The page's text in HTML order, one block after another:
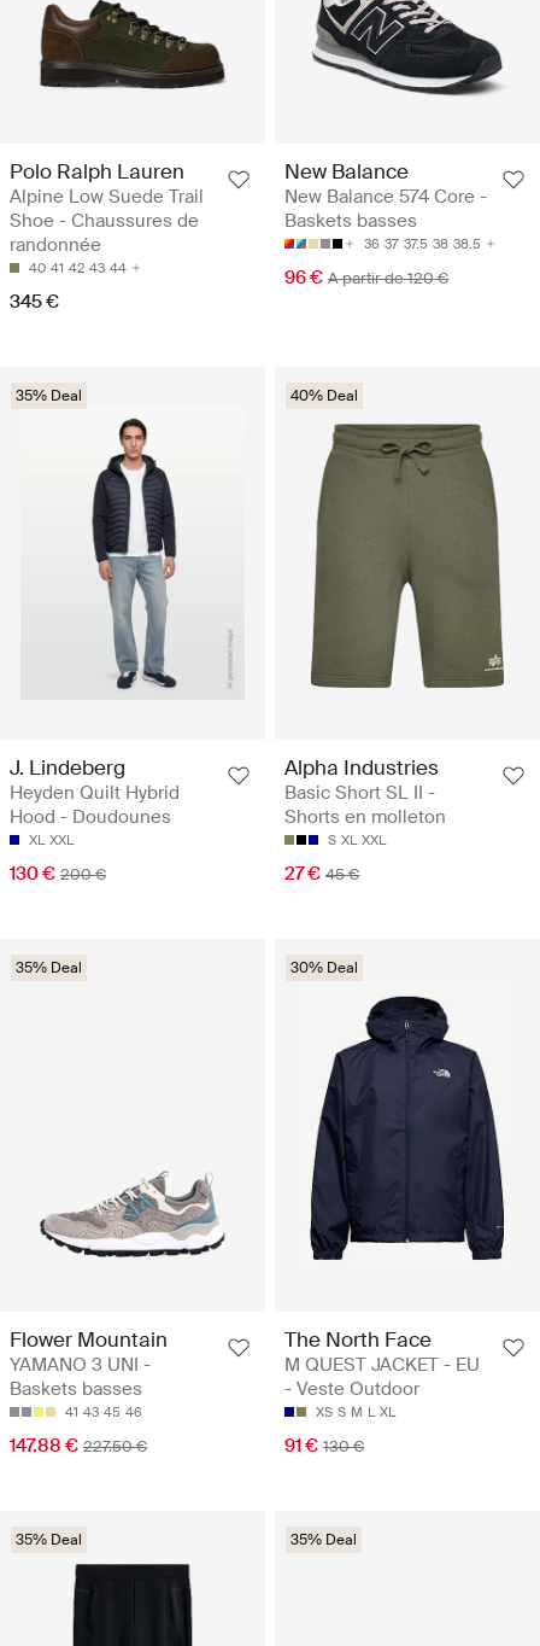
Polo Ralph Lauren
Alpine Low Suede Trail
Shoe - Chaussures de
randonnée
40 41 42 43 44
345 €
New Balance
New Balance 574 Core -
Baskets basses
36 37 37.5 38 38.5
96 € A partir de 120 €
35% Deal
J. Lindeberg
Heyden Quilt Hybrid
Hood - Doudounes
XL XXL
130 € 200 €
40% Deal
Alpha Industries
Basic Short SL II -
Shorts en molleton
S XL XXL
27 € 45 €
35% Deal
Flower Mountain
YAMANO 3 UNI -
Baskets basses
41 43 45 46
147.88 € 227.50 €
30% Deal
The North Face
M QUEST JACKET - EU
- Veste Outdoor
XS S M L XL
91 € 130 €
35% Deal 35% Deal